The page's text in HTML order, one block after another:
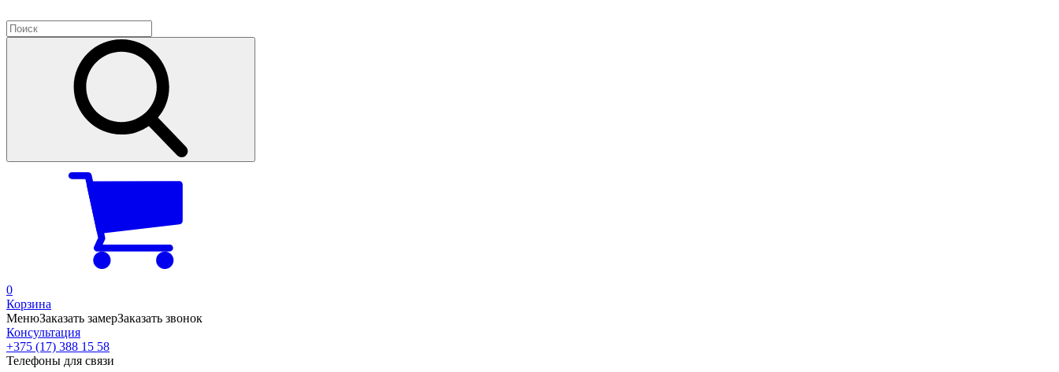
0
Корзина
МенюЗаказать замерЗаказать звонок
Консультация
+375 (17) 388 15 58
Телефоны для связи